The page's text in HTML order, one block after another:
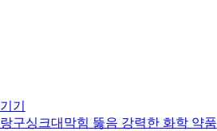
기
구싱크대막힘 뚫음 강력한 화학 약품